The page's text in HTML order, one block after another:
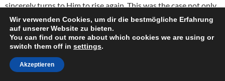
sincerely turns to Him to rise again. This was the case not only
with Nebuchadnezzar, but also with King David (after his
adultery and murder).
(3) The more clearly I become aware of the greatness of God,
the smaller my need to show myself and my abilities becomes.
Wir verwenden Cookies, um dir die bestmögliche Erfahrung
auf unserer Website zu bieten.
You can find out more about which cookies we are using or
switch them off in settings.
Akzeptieren